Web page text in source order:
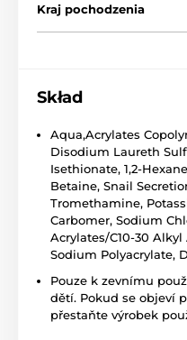
Kraj pochodzenia
Skład
Aqua,Acrylates
Disodium Laureth
Isethionate, 1,2-
Betaine, Snail
Tromethamine,
Carbomer, Sodium
Acrylates/C10-30
Sodium Polyacrylate,
Pouze k zevnímu
dětí. Pokud se objeví
přestaňte výrobek